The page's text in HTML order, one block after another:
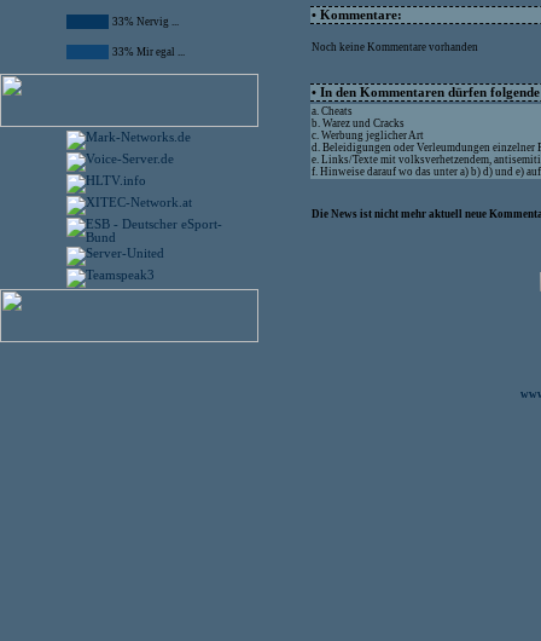
33% Nervig ...
33% Mir egal ...
• Kommentare:
Noch keine Kommentare vorhanden
• In den Kommentaren dürfen
a. Cheats
b. Warez und Cracks
c. Werbung jeglicher Art
d. Beleidigungen oder Verleumdungen einzelner
e. Links/Texte mit volksverhetzendem,
f. Hinweise darauf wo das unter a) b) d) und e)
Die News ist nicht mehr aktuell neue